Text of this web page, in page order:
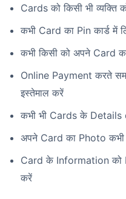
Cards को किसी भी व्यक्ति
कभी Card का Pin कार्ड में
कभी किसी को अपने Card
Online Payment करते
इस्तेमाल करें
कभी भी Cards के Details
अपने Card का Photo कभी
Card के Information को
करें